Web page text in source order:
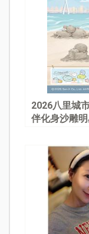
2026八里城
伴化身沙雕